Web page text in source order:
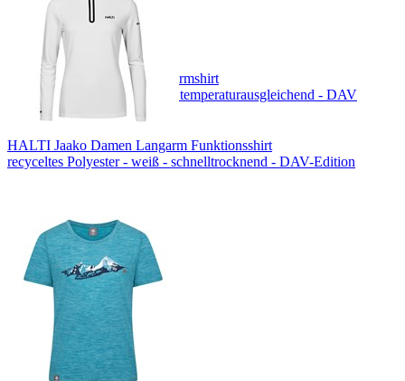
DAV Rotwand Damen Langarmshirt
Merino-Tencel® - dunkelrot - temperaturausgleichend - DAV
Design
HALTI Jaako Damen Langarm Funktionsshirt
recyceltes Polyester - weiß - schnelltrocknend - DAV-Edition